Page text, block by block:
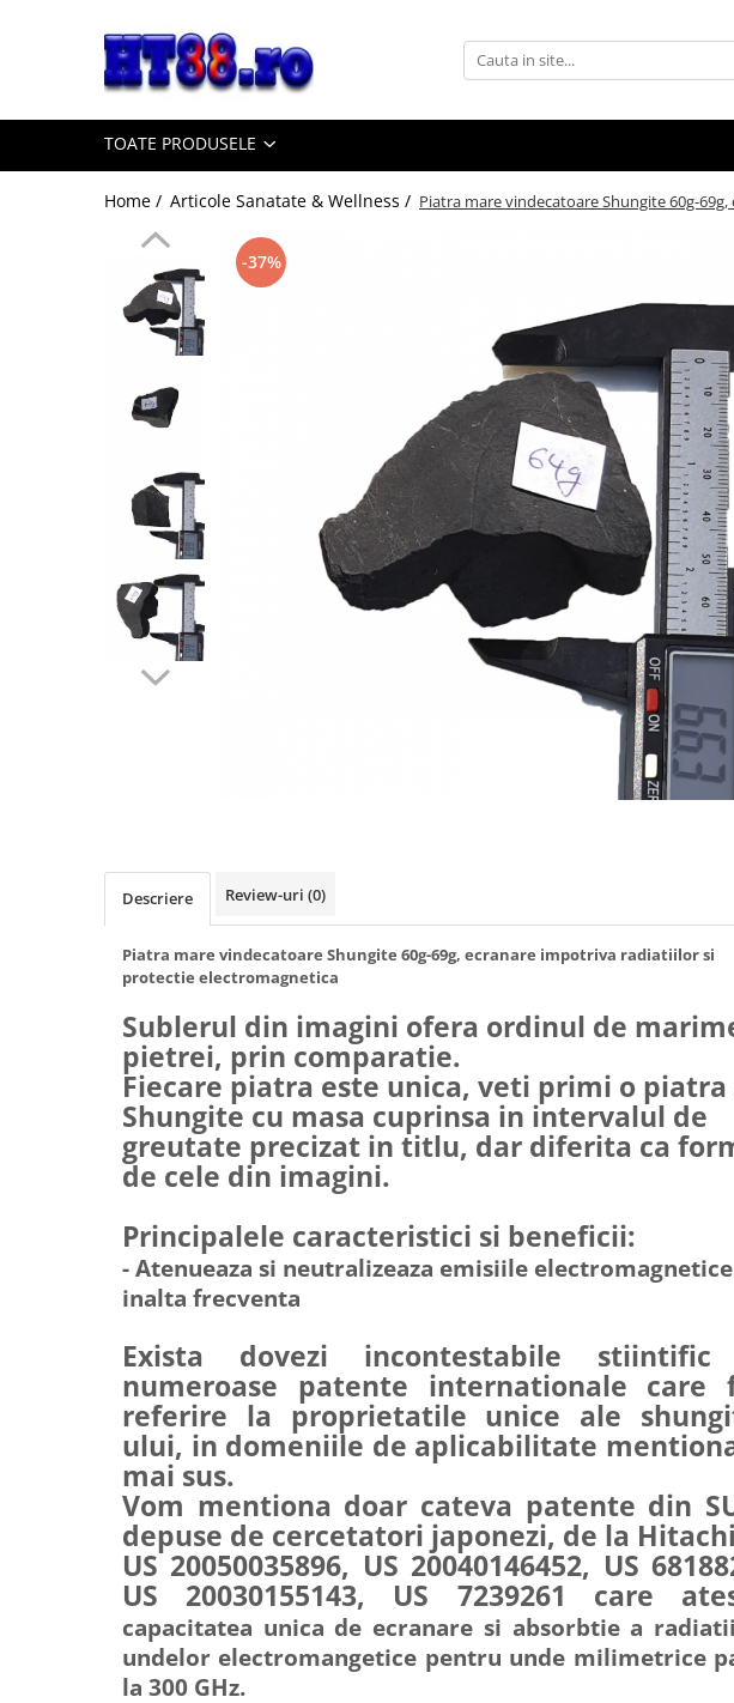
Toate Produsele
Adaptoare, convertoare
Convertoare si adaptoare video
Convertoare si conectori audio
Adaptoare console jocuri
Hub-uri, Splittere, Switch-uri
Hub-uri adaptoare video
Switch-uri KVM
Switch-uri video HDMI
Accesorii telefoane mobile
Alte accesorii calculatoare
Alte accesorii calculatoare
electromasaj
Cabluri video, extendere si
Consumabile compatibile
Jucarii interactive
Manopera instalare
Masti sport, protectie antipoluare
Redresoare auto
Tastaturi si huse tablete
TOATE PRODUSELE
Home / Articole Sanatate & Wellness / Piatra mare vindecatoare Shungite 60g-
-37%
Descriere Review-uri (0)
Piatra mare vindecatoare Shungite 60g-69g, ecranare impotriva radiatiilor si
protectie electromagnetica
Sublerul din imagini ofera ordinul de
pietrei, prin comparatie.
Fiecare piatra este unica, veti primi o piatra
Shungite cu masa cuprinsa in intervalul de
greutate precizat in titlu, dar diferita ca
de cele din imagini.
Principalele caracteristici si beneficii:
- Atenueaza si neutralizeaza emisiile
inalta frecventa
Exista dovezi incontestabile
numeroase patente internationale care
referire la proprietatile unice ale
ului, in domeniile de aplicabilitate
mai sus.
Vom mentiona doar cateva patente din
depuse de cercetatori japonezi, de la
US 20050035896, US 20040146452, US
US 20030155143, US 7239261 care
capacitatea unica de ecranare si absorbtie a
undelor electromangetice pentru unde milimetrice
la 300 GHz.